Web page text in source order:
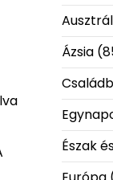
Ázsia
Észak